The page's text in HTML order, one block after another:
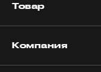
Товар
Компания